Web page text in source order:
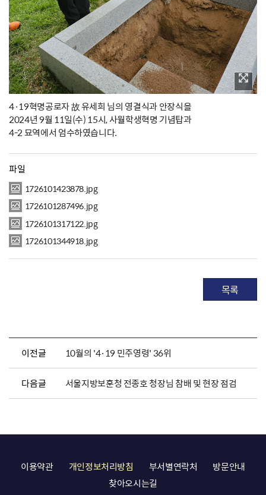
4·19혁명공로자 故 유세희 님의 영결식과 안장식을
2024년 9월 11일(수) 15시, 사월학생혁명 기념탑과
4-2 묘역에서 엄수하였습니다.
파일
1726101423878.jpg
1726101287496.jpg
1726101317122.jpg
1726101344918.jpg
목록
이전글 10월의 '4·19 민주영령' 36위
다음글 서울지방보훈청 전종호 청장님 참배 및 현장 점검
이용약관 개인정보처리방침 부서별연락처
방문안내
찾아오시는길